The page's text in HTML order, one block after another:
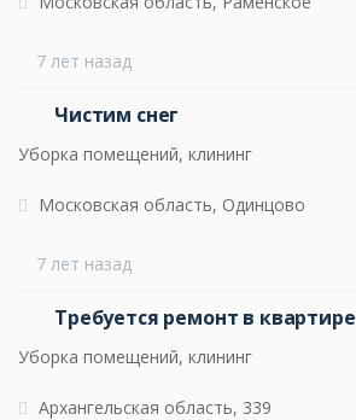
7 лет назад
Чистим снег
Уборка помещений, клининг
7 лет назад
Московская область, Одинцово
Требуется ремонт в квартире
Уборка помещений, клининг
Архангельская область, 339